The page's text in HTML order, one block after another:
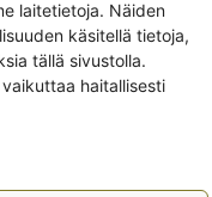
laitetietoja. Näiden
käsitellä tietoja,
tällä sivustolla.
haitallisesti